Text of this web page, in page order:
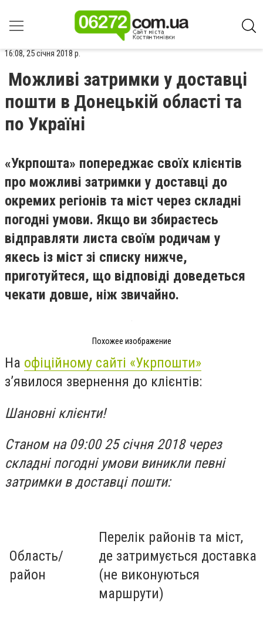
16:08, 25 січня 2018 р.
Можливі затримки у доставці
пошти в Донецькій області та
по Україні
«Укрпошта» попереджає своїх клієнтів
про можливі затримки у доставці до
окремих регіонів та міст через складні
погодні умови. Якщо ви збираєтесь
відправляти листа своїм родичам у
якесь із міст зі списку нижче,
приготуйтеся, що відповіді доведеться
чекати довше, ніж звичайно.
Похожее изображение
На офіційному сайті «Укрпошти»
зʼявилося звернення до клієнтів:
Шановні клієнти!
Станом на 09:00 25 січня 2018 через
складні погодні умови виникли певні
затримки в доставці пошти:
Область/
район
Перелік районів та міст,
де затримується доставка
(не виконуються
маршрути)